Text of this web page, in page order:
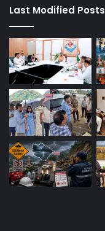
Last Modified Posts